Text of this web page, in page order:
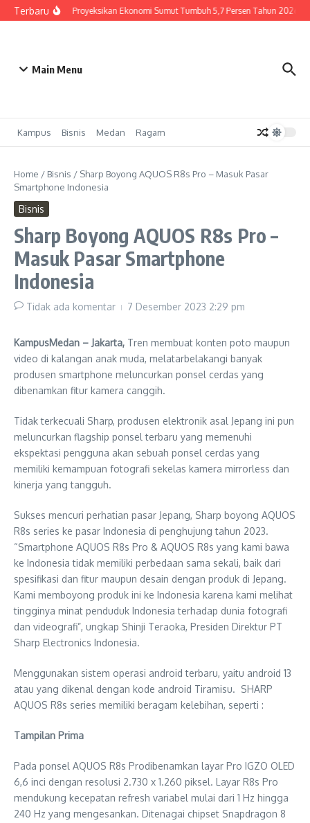
Lewati ke konten
TerbaruBI Sumut Proyeksikan Ekonomi Sumut Tumbuh 5,7 Persen Tahun 2026
Main Menu
Kampus Bisnis Medan Ragam
Home / Bisnis / Sharp Boyong AQUOS R8s Pro – Masuk Pasar
Smartphone Indonesia
Bisnis
Sharp Boyong AQUOS R8s Pro –
Masuk Pasar Smartphone
Indonesia
Tidak ada komentar 7 Desember 2023 2:29 pm
KampusMedan – Jakarta, Tren membuat konten poto maupun
video di kalangan anak muda, melatarbelakangi banyak
produsen smartphone meluncurkan ponsel cerdas yang
dibenamkan fitur kamera canggih.
Tidak terkecuali Sharp, produsen elektronik asal Jepang ini pun
meluncurkan flagship ponsel terbaru yang memenuhi
ekspektasi pengguna akan sebuah ponsel cerdas yang
memiliki kemampuan fotografi sekelas kamera mirrorless dan
kinerja yang tangguh.
Sukses mencuri perhatian pasar Jepang, Sharp boyong AQUOS
R8s series ke pasar Indonesia di penghujung tahun 2023.
“Smartphone AQUOS R8s Pro & AQUOS R8s yang kami bawa
ke Indonesia tidak memiliki perbedaan sama sekali, baik dari
spesifikasi dan fitur maupun desain dengan produk di Jepang.
Kami memboyong produk ini ke Indonesia karena kami melihat
tingginya minat penduduk Indonesia terhadap dunia fotografi
dan videografi”, ungkap Shinji Teraoka, Presiden Direktur PT
Sharp Electronics Indonesia.
Menggunakan sistem operasi android terbaru, yaitu android 13
atau yang dikenal dengan kode android Tiramisu. SHARP
AQUOS R8s series memiliki beragam kelebihan, seperti :
Tampilan Prima
Pada ponsel AQUOS R8s Prodibenamkan layar Pro IGZO OLED
6,6 inci dengan resolusi 2.730 x 1.260 piksel. Layar R8s Pro
mendukung kecepatan refresh variabel mulai dari 1 Hz hingga
240 Hz yang mengesankan. Ditenagai chipset Snapdragon 8